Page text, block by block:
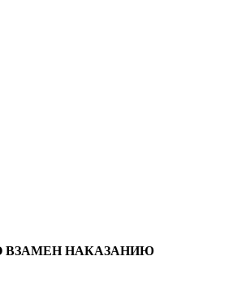
ВЗАМЕН НАКАЗАНИЮ